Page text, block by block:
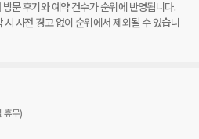
문 후기와 예약 건수가 순위에 반영됩니다.
사전 경고 없이 순위에서 제외될 수 있습니
무)